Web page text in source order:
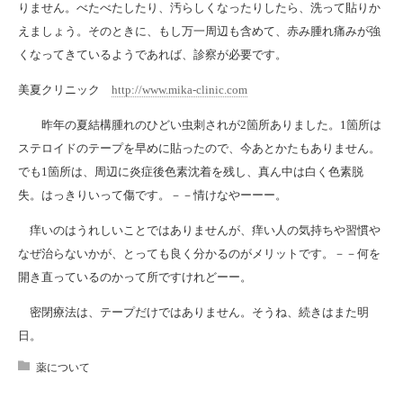
りません。べたべたしたり、汚らしくなったりしたら、洗って貼りか
えましょう。そのときに、もし万一周辺も含めて、赤み腫れ痛みが強
くなってきているようであれば、診察が必要です。
美夏クリニック http://www.mika-clinic.com
昨年の夏結構腫れのひどい虫刺されが2箇所ありました。1箇所は
ステロイドのテープを早めに貼ったので、今あとかたもありません。
でも1箇所は、周辺に炎症後色素沈着を残し、真ん中は白く色素脱
失。はっきりいって傷です。－－情けなやーーー。
痒いのはうれしいことではありませんが、痒い人の気持ちや習慣や
なぜ治らないかが、とっても良く分かるのがメリットです。－－何を
開き直っているのかって所ですけれどーー。
密閉療法は、テープだけではありません。そうね、続きはまた明
日。
薬について